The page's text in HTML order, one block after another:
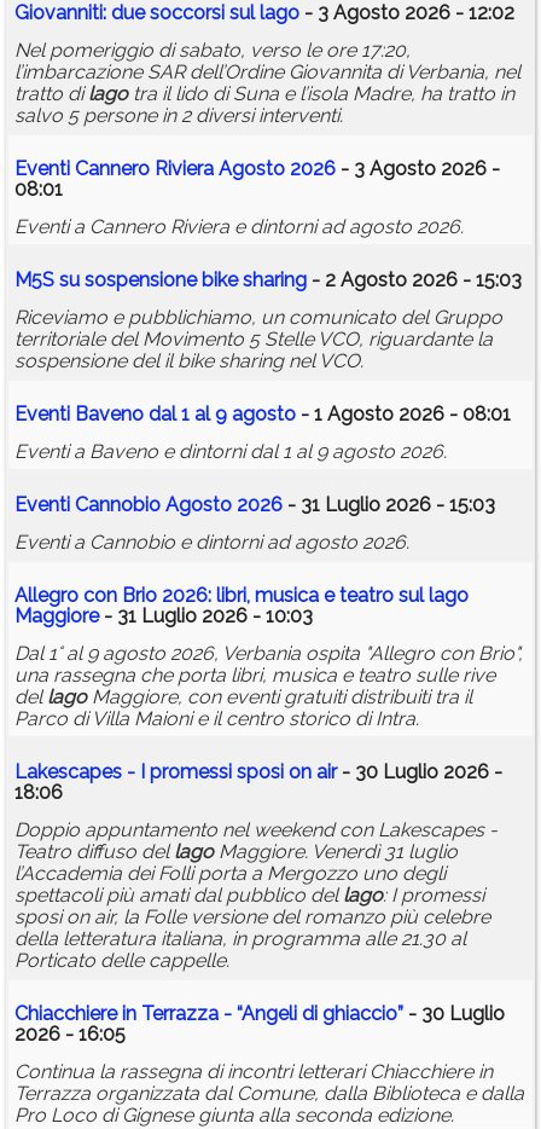
Giovanniti: due soccorsi sullago - 3 Agosto 2026 - 12:02
Nel pomeriggio di sabato, verso le ore 17:20,
l’imbarcazione SAR dell’Ordine Giovannita di Verbania, nel
tratto dilagotra il lido di Suna e l’isola Madre, ha tratto in
salvo 5 persone in 2 diversi interventi.
Eventi Cannero Riviera Agosto 2026 - 3 Agosto 2026 -
08:01
Eventi a Cannero Riviera e dintorni ad agosto 2026.
M5S su sospensione bike sharing - 2 Agosto 2026 - 15:03
Riceviamo e pubblichiamo, un comunicato del Gruppo
territoriale del Movimento 5 Stelle VCO, riguardante la
sospensione del il bike sharing nel VCO.
Eventi Baveno dal 1 al 9 agosto - 1 Agosto 2026 - 08:01
Eventi a Baveno e dintorni dal 1 al 9 agosto 2026.
Eventi Cannobio Agosto 2026 - 31 Luglio 2026 - 15:03
Eventi a Cannobio e dintorni ad agosto 2026.
Allegro con Brio 2026: libri, musica e teatro sullago
Maggiore- 31 Luglio 2026 - 10:03
Dal 1° al 9 agosto 2026, Verbania ospita "Allegro con Brio",
una rassegna che porta libri, musica e teatro sulle rive
dellagoMaggiore, con eventi gratuiti distribuiti tra il
Parco di Villa Maioni e il centro storico di Intra.
Lakescapes - I promessi sposi on air- 30 Luglio 2026 -
18:06
Doppio appuntamento nel weekend con Lakescapes -
Teatro diffuso dellagoMaggiore. Venerdì 31 luglio
l’Accademia dei Folli porta a Mergozzo uno degli
spettacoli più amati dal pubblico dellago: I promessi
sposi on air, la Folle versione del romanzo più celebre
della letteratura italiana, in programma alle 21.30 al
Porticato delle cappelle.
Chiacchiere in Terrazza - “Angeli di ghiaccio” - 30 Luglio
2026 - 16:05
Continua la rassegna di incontri letterari Chiacchiere in
Terrazza organizzata dal Comune, dalla Biblioteca e dalla
Pro Loco di Gignese giunta alla seconda edizione.